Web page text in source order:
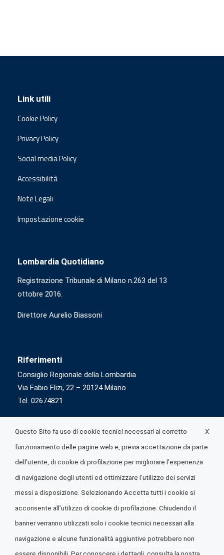
Link utili
Cookie Policy
Privacy Policy
Social media Policy
Accessibilità
Note Legali
Impostazione cookie
Lombardia Quotidiano
Registrazione Tribunale di Milano n.263 del 13
ottobre 2016.
Direttore Aurelio Biassoni
Riferimenti
Consiglio Regionale della Lombardia
Via Fabio Flizi, 22 – 20124 Milano
Tel. 02674821
© 2026 Lombardia Quotidiano è realizzato daA.R.I.A.
X
Questo Sito fa uso di cookie tecnici necessari al corretto
funzionamento delle pagine web e, previa accettazione da parte
dell’utente, di cookie di profilazione per migliorare l’esperienza
di navigazione degli utenti ed ottimizzare l’utilizzo dei servizi
messi a disposizione. Selezionando Accetta tutti i cookie si
acconsente all’utilizzo di cookie di profilazione. Chiudendo il
banner verranno utilizzati solo i cookie tecnici necessari alla
navigazione e alcune funzionalità aggiuntive potrebbero non